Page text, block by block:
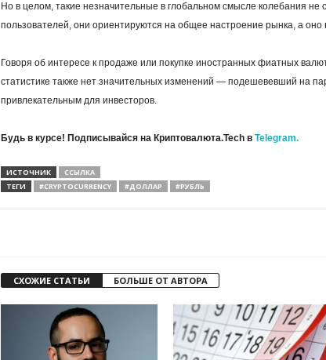
Но в целом, такие незначительные в глобальном смысле колебания не
пользователей, они ориентируются на общее настроение рынка, а оно
Говоря об интересе к продаже или покупке иностранных фиатных
статистике также нет значительных изменений — подешевевший на
привлекательным для инвесторов.
Будь в курсе! Подписывайся на Криптовалюта.Tech в Telegram.
ИСТОЧНИК
ССЫЛКА
ТЕГИ
#CRYPTOCURRENCY #ДОЛЛАР #РУБЛЬ
СХОЖИЕ СТАТЬИ БОЛЬШЕ ОТ АВТОРА